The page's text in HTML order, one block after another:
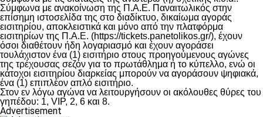
Σύμφωνα με ανακοίνωση της Π.Α.Ε. Παναιτωλικός στην
επίσημη ιστοσελίδα της στο διαδίκτυο, δικαίωμα αγοράς
εισιτηρίου, αποκλειστικά και μόνο από την πλατφόρμα
εισιτηρίων της Π.Α.Ε. (https://tickets.panetolikos.gr/), έχουν
όσοι διαθέτουν ήδη λογαριασμό και έχουν αγοράσει
τουλάχιστον ένα (1) εισιτήριο στους προηγούμενους αγώνες
της τρέχουσας σεζόν για το πρωτάθλημα ή το κύπελλο, ενώ οι
κάτοχοι εισιτηρίου διαρκείας μπορούν να αγοράσουν ψηφιακά,
ένα (1) επιπλέον απλό εισιτήριο.
Στον εν λόγω αγώνα να λειτουργήσουν οι ακόλουθες θύρες του
γηπέδου: 1, VIP, 2, 6 και 8.
Advertisement